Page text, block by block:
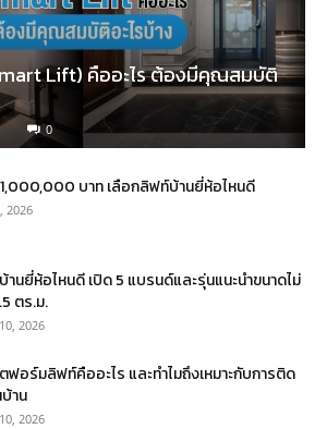
Lift) คืออะไร ต้องมีคุณสมบัติ
0
บาท เลือกลิฟท์บ้านยี่ห้อไหนดี
2026
นยี่ห้อไหนดี เปิด 5 แบรนด์และรุ่นแนะนำขนาดไม่
ตร.ม.
2026
อร์มลิฟท์คืออะไร และทำไมถึงเหมาะกับการติด
าน
2026